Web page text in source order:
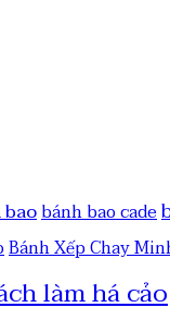
bánh bao cade
Bánh Xếp Chay
làm há cảo